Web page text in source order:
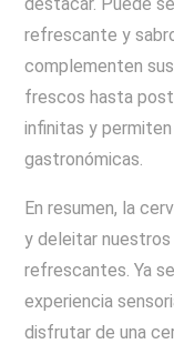
refrescante y
complementen
frescos hasta
infinitas y
gastronómicas.
En resumen, la
y deleitar
refrescantes. Ya
experiencia
disfrutar de una